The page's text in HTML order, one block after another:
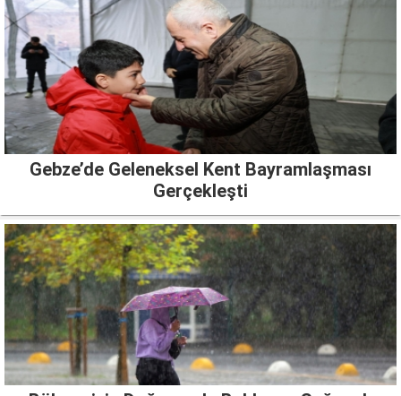
Gebze’de Geleneksel Kent Bayramlaşması
Gerçekleşti